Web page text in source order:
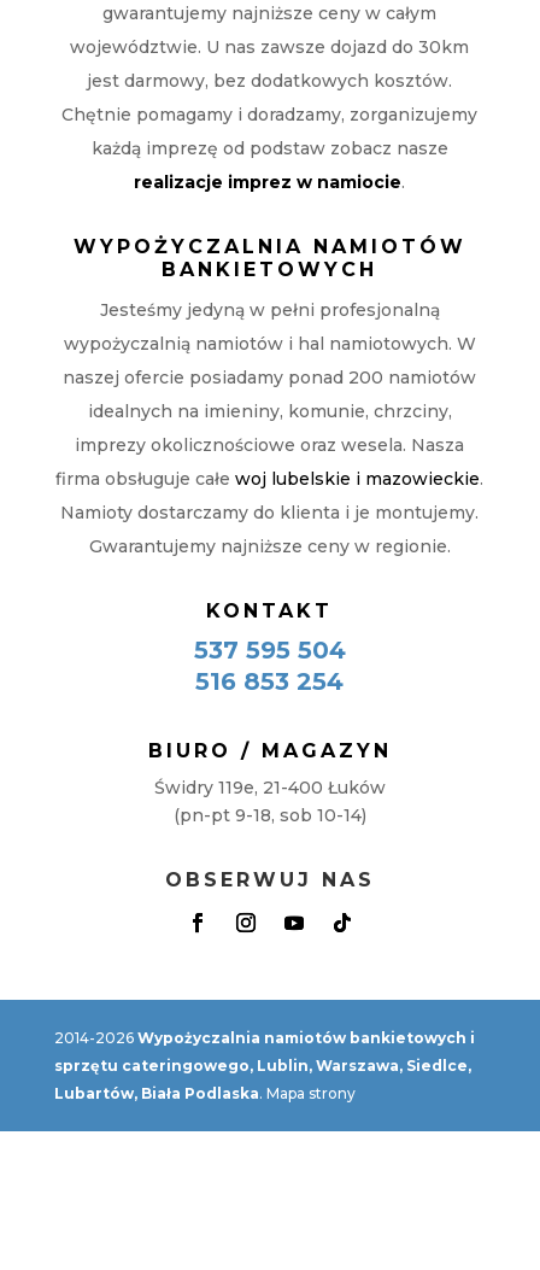
gwarantujemy najniższe ceny w całym
województwie. U nas zawsze dojazd do 30km
jest darmowy, bez dodatkowych kosztów.
Chętnie pomagamy i doradzamy, zorganizujemy
każdą imprezę od podstaw zobacz nasze
realizacje imprez w namiocie.
WYPOŻYCZALNIA NAMIOTÓW
BANKIETOWYCH
Jesteśmy jedyną w pełni profesjonalną
wypożyczalnią namiotów i hal namiotowych. W
naszej ofercie posiadamy ponad 200 namiotów
idealnych na imieniny, komunie, chrzciny,
imprezy okolicznościowe oraz wesela. Nasza
firma obsługuje całewoj lubelskie i mazowieckie.
Namioty dostarczamy do klienta i je montujemy.
Gwarantujemy najniższe ceny w regionie.
KONTAKT
537 595 504
516 853 254
BIURO / MAGAZYN
Świdry 119e, 21-400 Łuków
(pn-pt 9-18, sob 10-14)
OBSERWUJ NAS
2014-2026 Wypożyczalnia namiotów bankietowych i
sprzętu cateringowego, Lublin, Warszawa, Siedlce,
Lubartów, Biała Podlaska. Mapa strony